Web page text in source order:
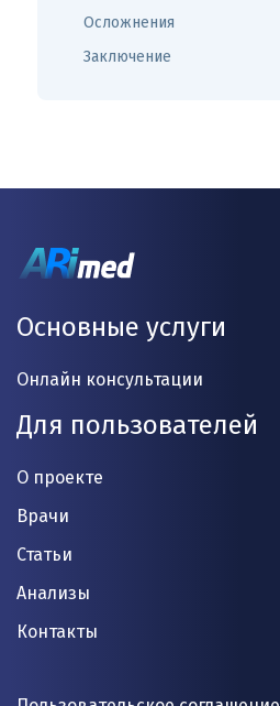
Осложнения
Заключение
Основные услуги
Онлайн консультации
Для пользователей
О проекте
Врачи
Статьи
Анализы
Контакты